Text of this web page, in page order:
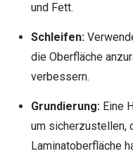
und Fett.
Schleifen:
die Oberfläche
verbessern.
Grundierung:Eine
um sicherzustellen,
Laminatoberfläche